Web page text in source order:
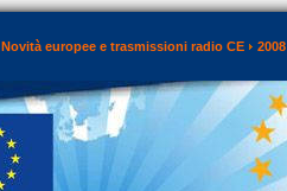
Novità europee e trasmissioni radio CE 2008